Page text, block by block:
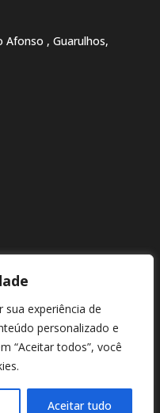
experiência de
personalizado e
“Aceitar todos”, você
Aceitar tudo
Afonso , Guarulhos,